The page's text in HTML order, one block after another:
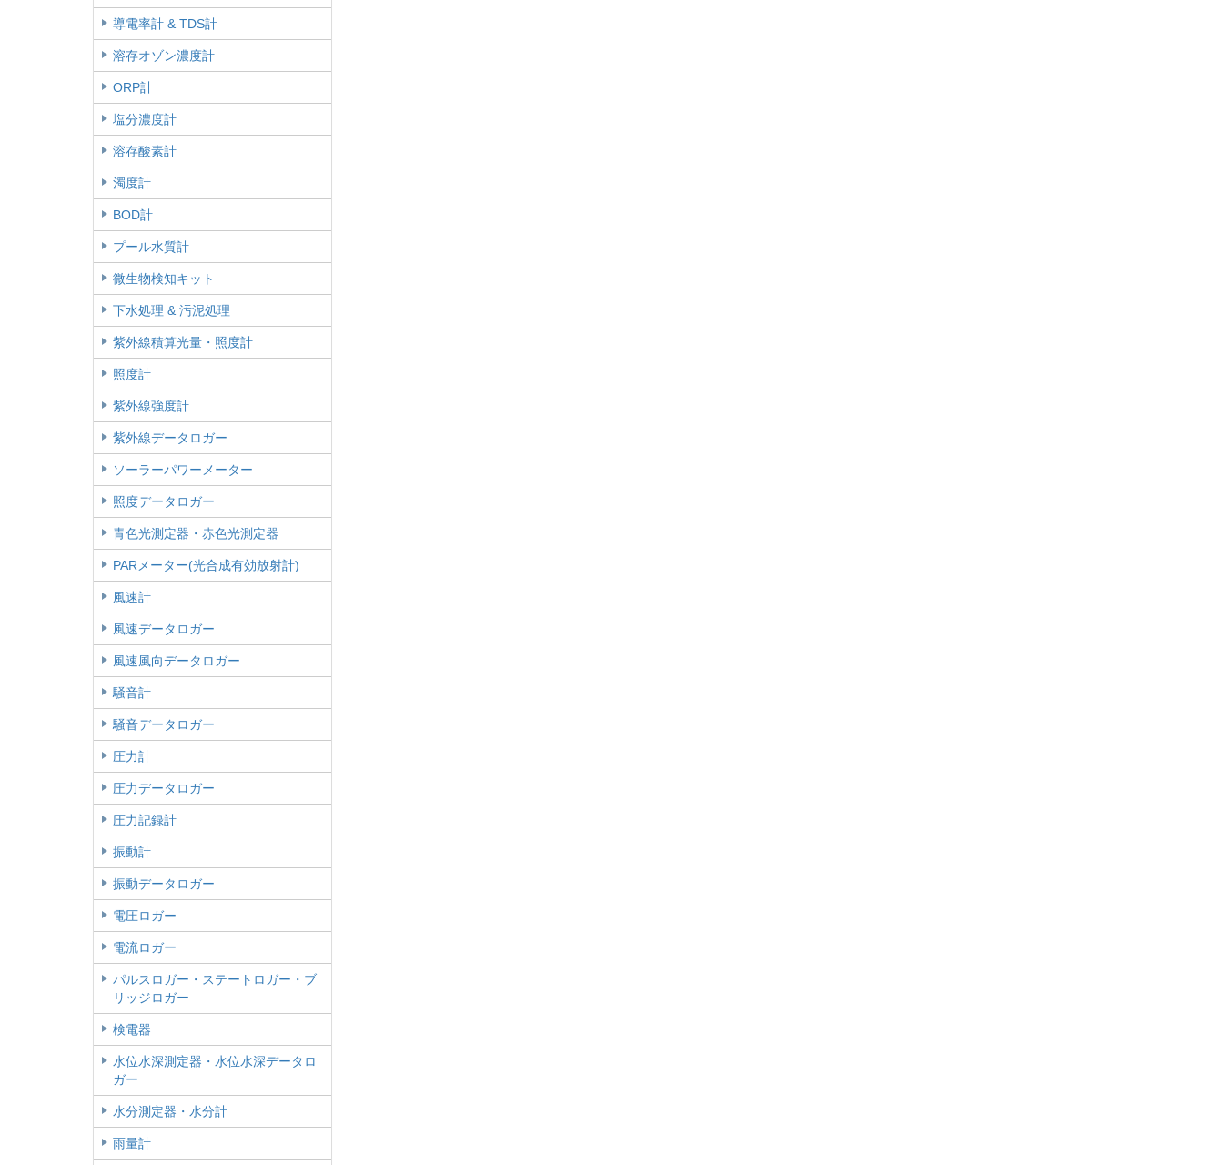
導電率計 & TDS計
溶存オゾン濃度計
ORP計
塩分濃度計
溶存酸素計
濁度計
BOD計
プール水質計
微生物検知キット
下水処理 & 汚泥処理
紫外線積算光量・照度計
照度計
紫外線強度計
紫外線データロガー
ソーラーパワーメーター
照度データロガー
青色光測定器・赤色光測定器
PARメーター(光合成有効放射計)
風速計
風速データロガー
風速風向データロガー
騒音計
騒音データロガー
圧力計
圧力データロガー
圧力記録計
振動計
振動データロガー
電圧ロガー
電流ロガー
パルスロガー・ステートロガー・ブ
リッジロガー
検電器
水位水深測定器・水位水深データロ
ガー
水分測定器・水分計
雨量計